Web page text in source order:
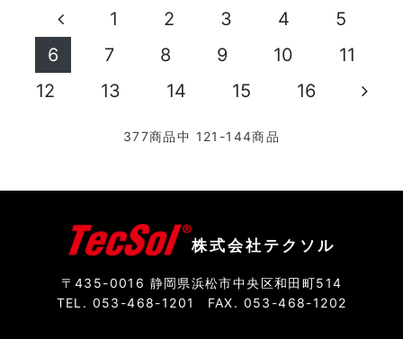
1 2 3 4
5
6
7 8 9 10
11
12
13 14 15 16
377商品中 121-144商品
株式会社テクソル
〒435-0016 静岡県浜松市中央区和田町514
TEL. 053-468-1201
FAX. 053-468-1202